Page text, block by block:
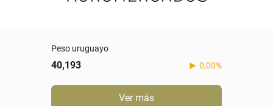
Peso uruguayo
40,193 0,00%
Ver más